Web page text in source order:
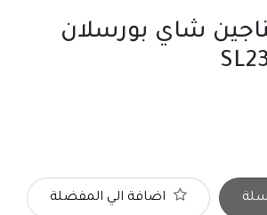
6+6 فناجين شاي بورسلان
اضافة الي المفضلة